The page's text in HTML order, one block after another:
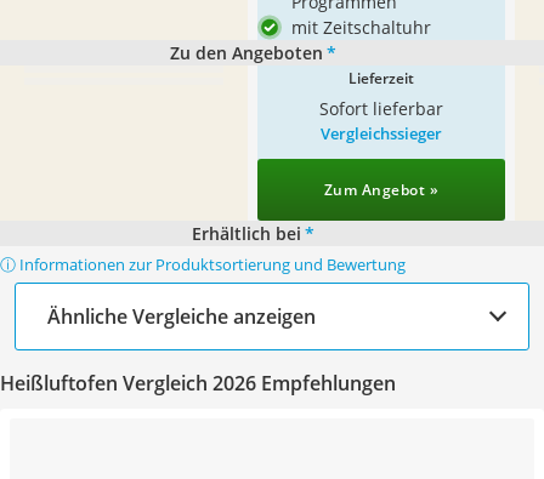
mit Zeitschaltuhr
Zu den Angeboten *
Lieferzeit
Sofort lieferbar
Vergleichssieger
Zum Angebot »
Erhältlich bei *
ⓘ Informationen zur Produktsortierung und Bewertung
Ähnliche Vergleiche anzeigen
Heißluftofen Vergleich 2026 Empfehlungen